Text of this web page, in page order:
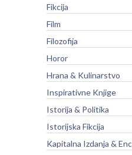
Fikcija
Film
Filozofija
Horor
Hrana & Kulinarstvo
Inspirativne Knjige
Istorija & Politika
Istorijska Fikcija
Kapitalna Izdanja &